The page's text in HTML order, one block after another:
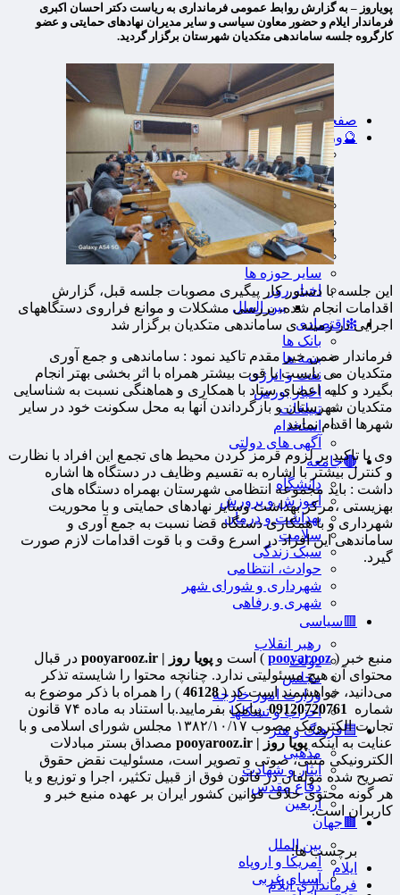
صفحه نخست
🔮ورزش
فوتبال
🔴باشگاه پرسپولیس
🔵باشگاه استقلال
کشتی و وزنه‌برداری
ورزشهای رزمی
ورزش زنان
توپ و تور
سایر حوزه ها
اخبار روز
بین الملل
❇اقتصادی
بانک ها
بیمه ها
نفت و انرژی
اخبار بورس
تبیلغات
استخدام
آگهی های دولتی
🟤جامعه
دانشگاه
آموزش و پرورش
بهداشت و درمان
سلامت
سبک زندگی
حوادث، انتظامی
شهرداری و شورای شهر
شهری و رفاهی
🟥سیاسی
رهبر انقلاب
دولت
مجلس
وزارت امور خارجه
احزاب و تشکلها
🟦فرهنگ و هنر
مذهبی
ایثار و شهادت
دفاع مقدس
اربعین
🟫جهان
بین الملل
آمریکا و اروپاه
آسیای غربی
پویاروز – به گزارش روابط عمومی فرمانداری به ریاست دکتر احسان اکبری
فرماندار ایلام و حضور معاون سیاسی و سایر مدیران نهادهای حمایتی و عضو
کارگروه جلسه ساماندهی متکدیان شهرستان برگزار گردید.
این جلسه با دستور کار پیگیری مصوبات جلسه قبل، گزارش
اقدامات انجام شده، بررسی مشکلات و موانع فراروی دستگاههای
اجرایی در زمینه ی ساماندهی متکدیان برگزار شد
فرماندار ضمن خیر مقدم تاکید نمود : ساماندهی و جمع آوری
متکدیان می بایست با قوت بیشتر همراه با اثر بخشی بهتر انجام
بگیرد و کلیه اعضای ستاد با همکاری و هماهنگی نسبت به شناسایی
متکدیان شهرستان و بازگرداندن آنها به محل سکونت خود در سایر
شهرها اقدام نمایند
وی با تاکید بر لزوم قرمز کردن محیط های تجمع این افراد با نظارت
و کنترل بیشتر با اشاره به تقسیم وظایف در دستگاه ها اشاره
داشت : باید مجموعه انتظامی شهرستان بهمراه دستگاه های
بهزیستی ،مرکز بهداشت وسایر نهادهای حمایتی و با محوریت
شهرداری و با همکاری دستگاه قضا نسبت به جمع آوری و
ساماندهی این افراد در اسرع وقت و با قوت اقدامات لازم صورت
گیرد.
منبع خبر (pooyarooz ) است و پویا روز | pooyarooz.ir
در قبال
محتوای آن هیچ مسئولیتی ندارد. چنانچه محتوا را شایسته تذکر
می‌دانید، خواهشمند است کد (46128
) را همراه با ذکر موضوع به
شماره
پیامک بفرمایید.با استناد به ماده ۷۴ قانون
تجارت الکترونیک مصوب ۱۳۸۲/۱۰/۱۷ مجلس شورای اسلامی و با
عنایت به اینکه پویا روز | pooyarooz.ir
مصداق بستر مبادلات
الکترونیکی متنی، صوتی و تصویر است، مسئولیت نقض حقوق
تصریح شده مولفان در قانون فوق از قبیل تکثیر، اجرا و توزیع و یا
هر گونه محتوی خلاف قوانین کشور ایران بر عهده منبع خبر و
کاربران است.
برچسب ها:
ایلام
فرمانداری ایلام